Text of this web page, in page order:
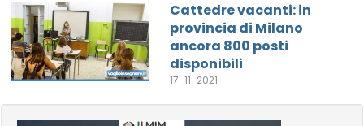
Cattedre vacanti: in
provincia di Milano
ancora 800 posti
disponibili
17-11-2021